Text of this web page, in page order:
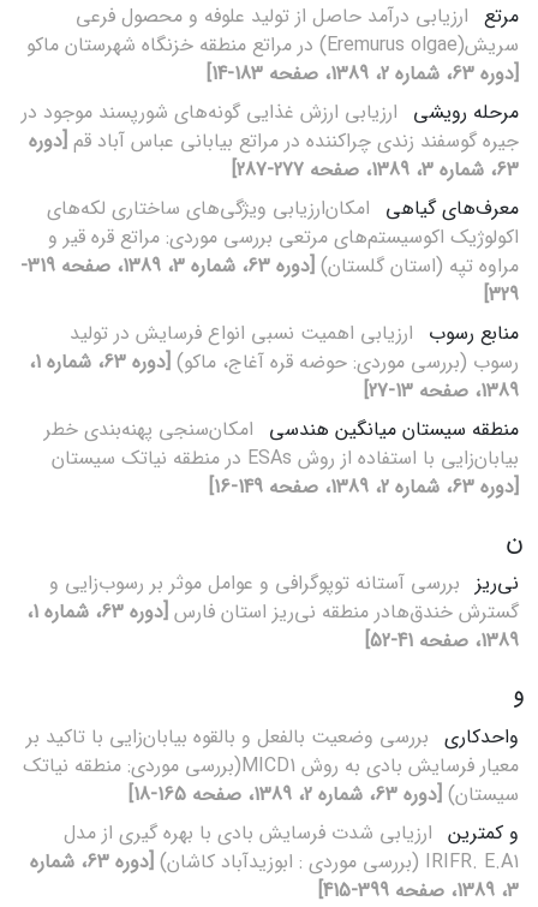
مرتع ارزیابی درآمد حاصل از تولید علوفه و محصول فرعی
سریش(Eremurus olgae) در مراتع منطقه خزنگاه شهرستان ماکو
[دوره 63، شماره 2، 1389، صفحه 183-14]
مرحله رویشی ارزیابی ارزش غذایی گونه‌های شورپسند موجود در
جیره گوسفند زندی چراکننده در مراتع بیابانی عباس آباد قم [دوره
63، شماره 3، 1389، صفحه 277-287]
معرف‌های گیاهی امکان‌ارزیابی ویژگی‌های ساختاری لکه‌های
اکولوژیک اکوسیستم‌های مرتعی بررسی موردی: مراتع قره قیر و
مراوه تپه (استان گلستان)
[دوره 63، شماره 3، 1389، صفحه 319-
329]
منابع رسوب ارزیابی اهمیت نسبی انواع فرسایش در تولید
رسوب (بررسی موردی: حوضه قره آغاج، ماکو)
[دوره 63، شماره 1،
1389، صفحه 13-27]
منطقه سیستان میانگین هندسی امکان‌سنجی پهنه‌بندی خطر
بیابان‌زایی با استفاده از روش ESAs در منطقه نیاتک سیستان
[دوره 63، شماره 2، 1389، صفحه 149-16]
ن
نی‌ریز بررسی آستانه توپوگرافی و عوامل موثر بر رسوب‌زایی و
گسترش خندق‌هادر منطقه نی‌ریز استان فارس
[دوره 63، شماره 1،
1389، صفحه 41-52]
و
واحدکاری بررسی وضعیت بالفعل و بالقوه بیابان‌زایی با تاکید بر
معیار فرسایش بادی به روش MICD1(بررسی موردی: منطقه نیاتک
سیستان) [دوره 63، شماره 2، 1389، صفحه 165-18]
و کمترین ارزیابی شدت فرسایش بادی با بهره گیری از مدل
IRIFR. E.A1 (بررسی موردی : ابوزیدآباد کاشان)
[دوره 63، شماره
3، 1389، صفحه 399-415]